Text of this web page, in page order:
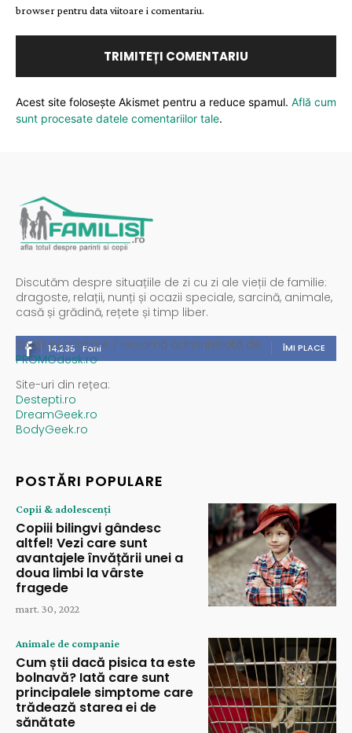
browser pentru data viitoare i comentariu.
Acest site folosește Akismet pentru a reduce spamul. Află cum
sunt procesate datele comentariilor tale.
Discutăm despre situațiile de zi cu zi ale vieții de familie:
dragoste, relații, nunți și ocazii speciale, sarcină, animale,
casă și grădină, rețete și timp liber.
14,235 Fani ÎMI PLACE
Spații publicitare / reclamă administrată de
PROMOdesk.ro
Site-uri din rețea:
Destepti.ro
DreamGeek.ro
BodyGeek.ro
POSTĂRI POPULARE
Copii & adolescenți
Copiii bilingvi gândesc
altfel! Vezi care sunt
avantajele învățării unei a
doua limbi la vârste
fragede
mart. 30, 2022
Animale de companie
Cum știi dacă pisica ta este
bolnavă? Iată care sunt
principalele simptome care
trădează starea ei de
sănătate